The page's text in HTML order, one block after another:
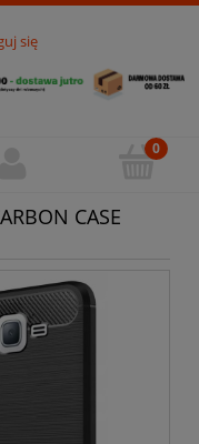
się
CASE